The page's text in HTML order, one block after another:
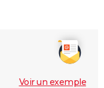
Voir un exemple